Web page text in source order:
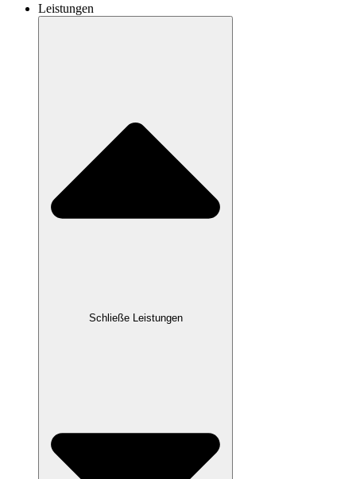
Leistungen
Schließe Leistungen